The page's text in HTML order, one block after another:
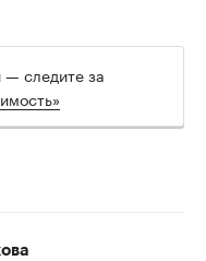
— следите за